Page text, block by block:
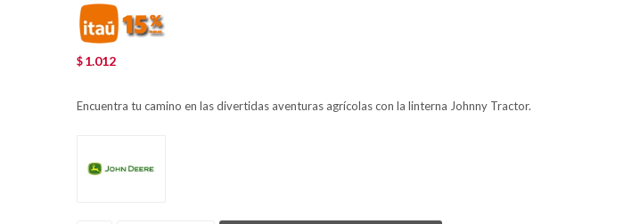
$ 1.012
Encuentra tu camino en las divertidas aventuras agrícolas con la linterna Johnny Tractor.